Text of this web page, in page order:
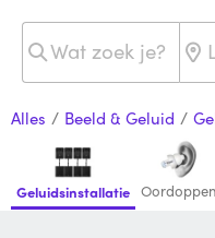
Alles / Beeld & Geluid /
Geluidsinstallatie Oordoppen